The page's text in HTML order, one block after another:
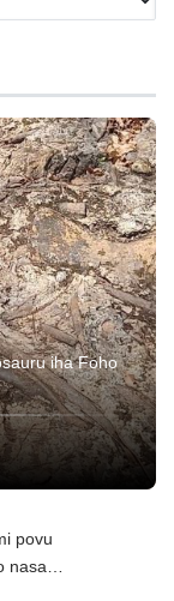
iha Foho
povu